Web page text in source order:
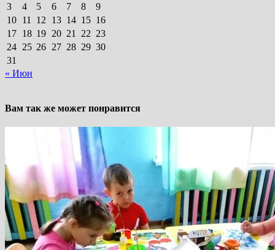
3
4 5 6 7 8
9
10 11 12 13 14 15 16
17 18 19 20 21 22 23
24 25 26 27 28 29 30
31
« Июн
Вам так же может понравится